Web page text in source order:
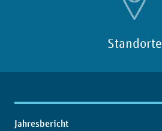
Standorte
Inhaltsübersicht
Jahresbericht